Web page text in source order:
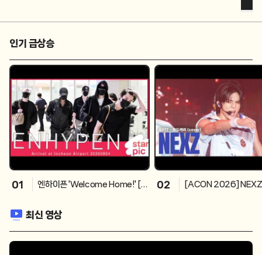
인기 급상승
01
엔하이픈 'Welcome Home!' [S
02
[ACON 2026]
최신 영상